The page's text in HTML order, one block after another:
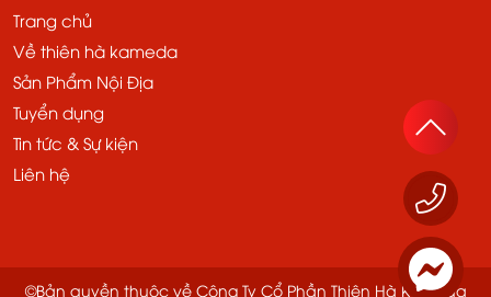
Trang chủ
Về thiên hà kameda
Sản Phẩm Nội Địa
Tuyển dụng
Tin tức & Sự kiện
Liên hệ
©Bản quyền thuộc về Công Ty Cổ Phần Thiên Hà Kameda